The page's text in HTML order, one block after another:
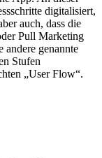
digitalisiert,
auch, dass die
Pull Marketing
andere genannte
Stufen
„User Flow“.